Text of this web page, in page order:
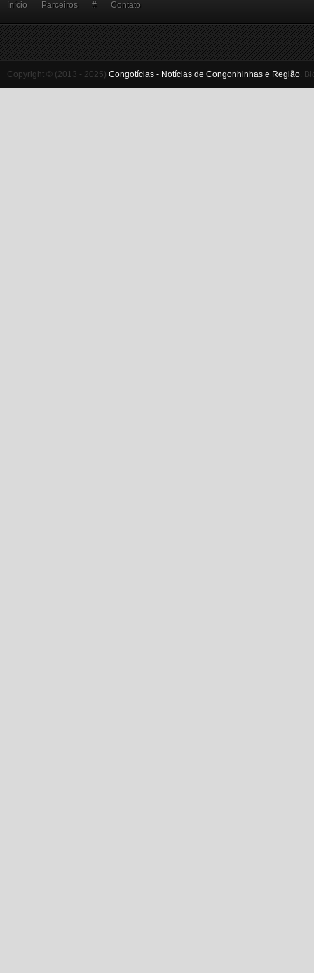
Início Parceiros # Contato
Copyright © (2013 - 2025) Congotícias - Notícias de Congonhinhas e Região.